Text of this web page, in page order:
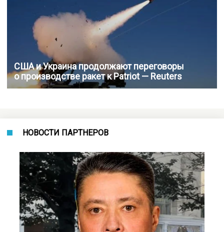
США и Украина продолжают переговоры
о производстве ракет к Patriot — Reuters
НОВОСТИ ПАРТНЕРОВ